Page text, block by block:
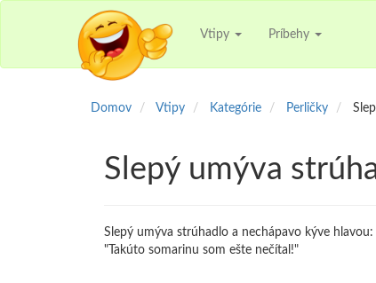
Vtipy Príbehy
Domov Vtipy Kategórie Perličky
Slepý umýva
Slepý umýva strúhadlo a nechápavo kýve hlavou:
"Takúto somarinu som ešte nečítal!"